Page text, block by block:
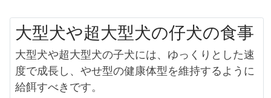
大型犬や超大型犬の仔犬の食事​
大型犬や超大型犬の子犬には、ゆっくりとした速
度で成長し、やせ型の健康体型を維持するように
給餌すべきです。